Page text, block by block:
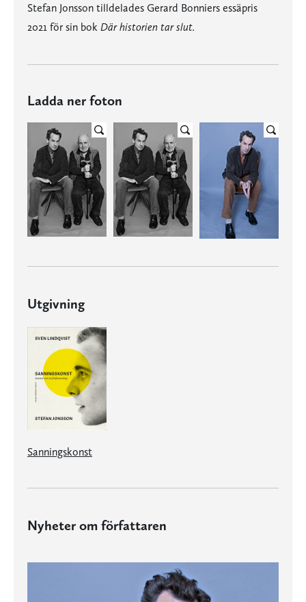
Stefan Jonsson tilldelades Gerard Bonniers essäpris
2021 för sin bok Där historien tar slut.
Ladda ner foton
Utgivning
Sanningskonst
Nyheter om författaren